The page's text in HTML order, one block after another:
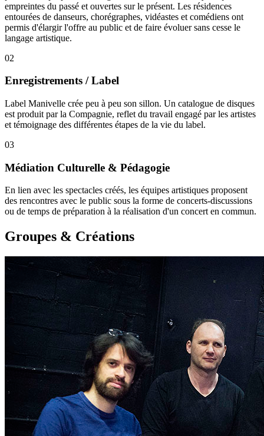
empreintes du passé et ouvertes sur le présent. Les résidences
entourées de danseurs, chorégraphes, vidéastes et comédiens ont
permis d'élargir l'offre au public et de faire évoluer sans cesse le
langage artistique.
02
Enregistrements / Label
Label Manivelle crée peu à peu son sillon. Un catalogue de disques
est produit par la Compagnie, reflet du travail engagé par les artistes
et témoignage des différentes étapes de la vie du label.
03
Médiation Culturelle & Pédagogie
En lien avec les spectacles créés, les équipes artistiques proposent
des rencontres avec le public sous la forme de concerts-discussions
ou de temps de préparation à la réalisation d'un concert en commun.
Groupes & Créations